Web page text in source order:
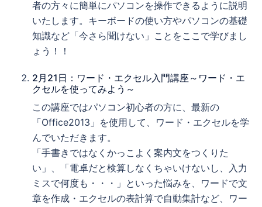
者の方々に簡単にパソコンを操作できるように説明
いたします。キーボードの使い方やパソコンの基礎
知識など「今さら聞けない」ことをここで学びまし
ょう！！
2月21日：ワード・エクセル入門講座～ワード・エ
クセルを使ってみよう～
この講座ではパソコン初心者の方に、最新の
「Office2013」を使用して、ワード・エクセルを学
んでいただきます。
「手書きではなくかっこよく案内文をつくりた
い」、「電卓だと検算しなくちゃいけないし、入力
ミスで何度も・・・」といった悩みを、ワードで文
章を作成・エクセルの表計算で自動集計など、ワー